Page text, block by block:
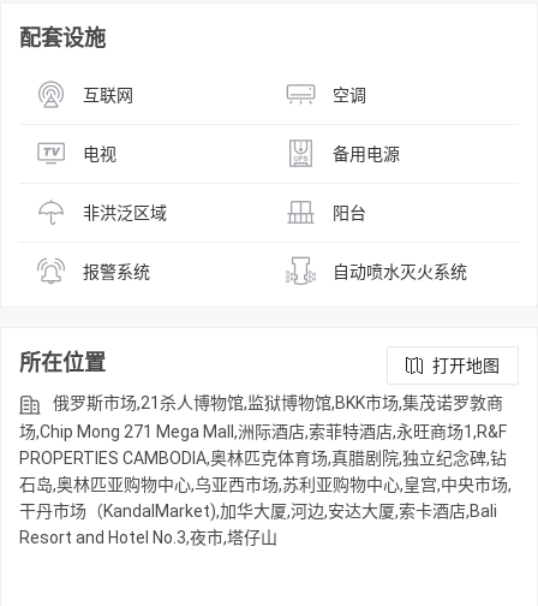
配套设施
互联网 空调
电视 备用电源
非洪泛区域 阳台
报警系统 自动喷水灭火系统
所在位置
打开地图
俄罗斯市场,21杀人博物馆,监狱博物馆,BKK市场,集茂诺罗敦商
场,Chip Mong 271 Mega Mall,洲际酒店,索菲特酒店,永旺商场1,R&F
PROPERTIES CAMBODIA,奥林匹克体育场,真腊剧院,独立纪念碑,钻
石岛,奥林匹亚购物中心,乌亚西市场,苏利亚购物中心,皇宫,中央市场,
干丹市场（KandalMarket),加华大厦,河边,安达大厦,索卡酒店,Bali
Resort and Hotel No.3,夜市,塔仔山